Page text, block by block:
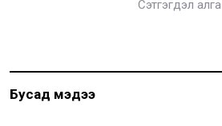
Сэтгэгдэл алга
Бусад мэдээ